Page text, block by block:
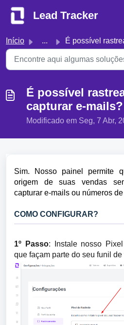
Lead Tracker
Início ... É possível rastrear vendas sem capturar e-
É possível
capturar e-mails?
Modificado em Seg, 7 Abr,
Sim. Nosso painel permite
origem de suas vendas
capturar e-mails ou números
COMO CONFIGURAR?
1º Passo: Instale nosso
que façam parte do seu funil de